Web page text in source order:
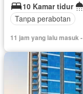
10 Kamar tidur
Tanpa perabotan
11 jam yang lalu masuk